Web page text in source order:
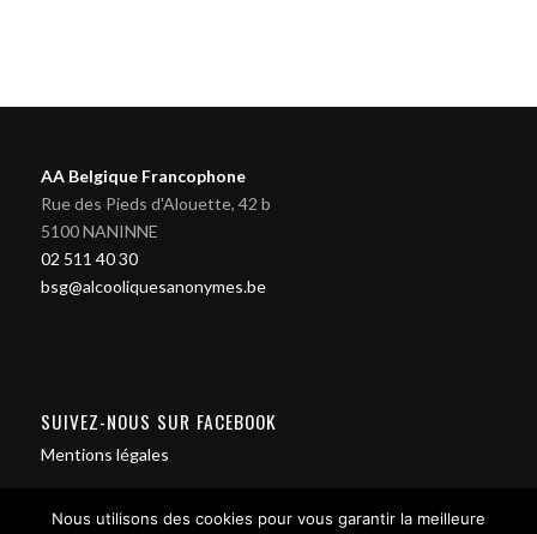
AA Belgique Francophone
Rue des Pieds d'Alouette, 42 b
5100 NANINNE
02 511 40 30
bsg@alcooliquesanonymes.be
SUIVEZ-NOUS SUR FACEBOOK
Mentions légales
Nous utilisons des cookies pour vous garantir la meilleure